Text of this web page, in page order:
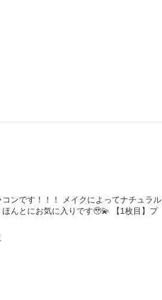
ンです！！！ メイクによってナチュラル
んとにお気に入りです🥹💫 【1枚目】プ